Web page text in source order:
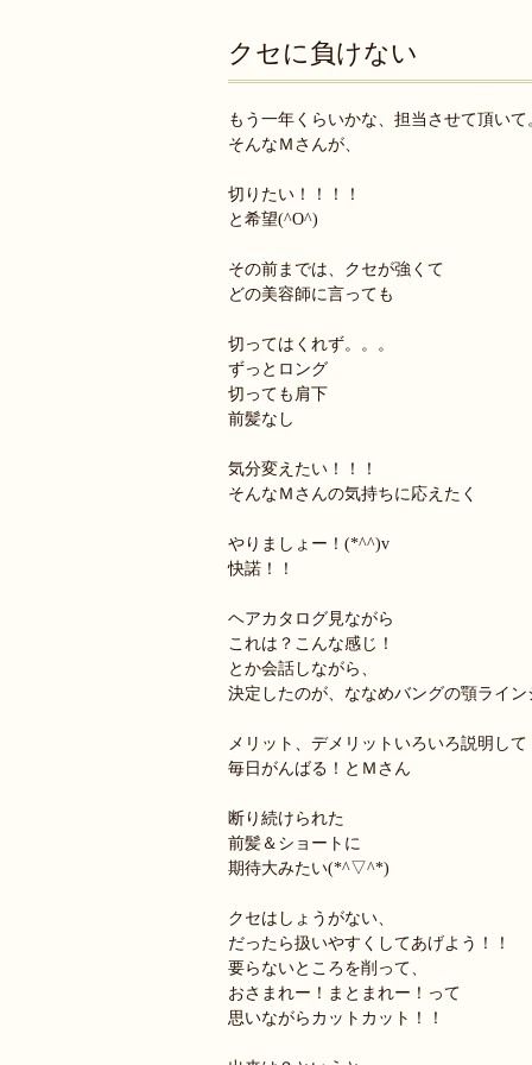
クセに負けない
もう一年くらいかな、担当させて頂いて
そんなＭさんが、
切りたい！！！！
と希望(^O^)
その前までは、クセが強くて
どの美容師に言っても
切ってはくれず。。。
ずっとロング
切っても肩下
前髪なし
気分変えたい！！！
そんなＭさんの気持ちに応えたく
やりましょー！(*^^)v
快諾！！
ヘアカタログ見ながら
これは？こんな感じ！
とか会話しながら、
決定したのが、ななめバングの顎ライン
メリット、デメリットいろいろ説明して
毎日がんばる！とＭさん
断り続けられた
前髪＆ショートに
期待大みたい(*^▽^*)
クセはしょうがない、
だったら扱いやすくしてあげよう！！
要らないところを削って、
おさまれー！まとまれー！って
思いながらカットカット！！